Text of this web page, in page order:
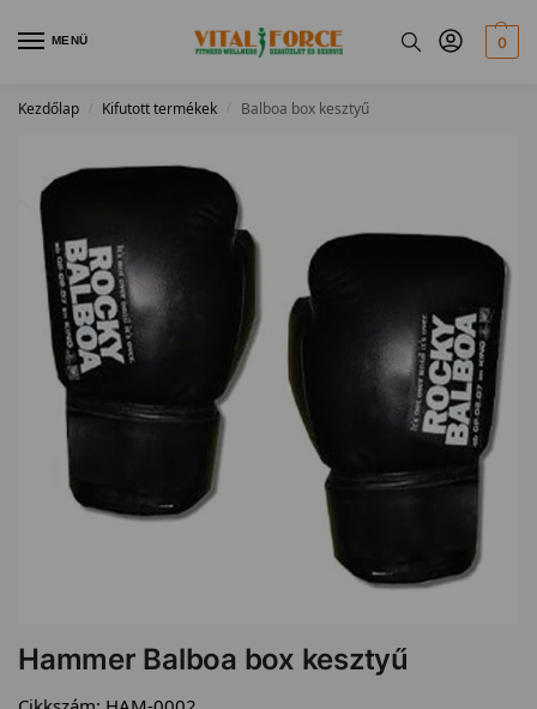
MENÜ 0
Kezdőlap / Kifutott termékek / Balboa box kesztyű
Hammer Balboa box kesztyű